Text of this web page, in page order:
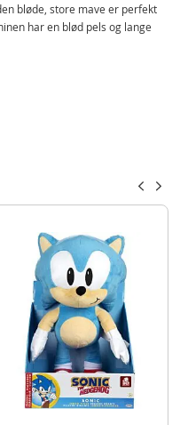
bløde, store mave er perfekt
har en blød pels og lange